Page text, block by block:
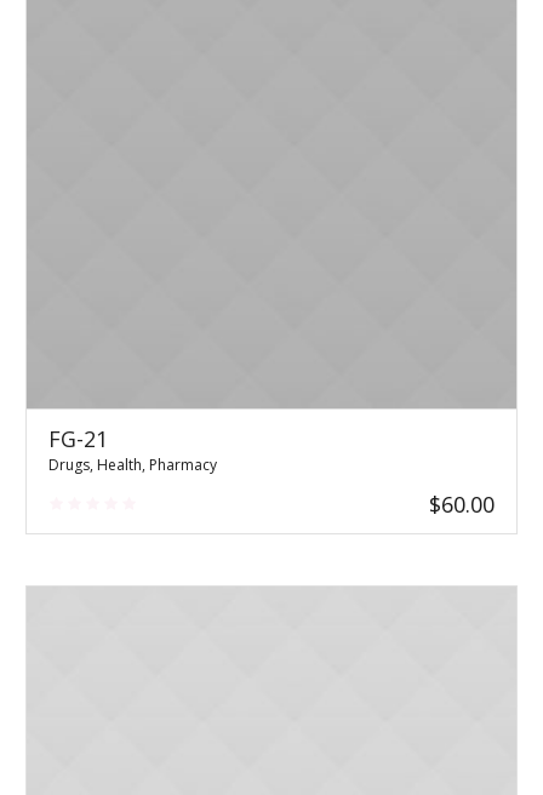
FG-21
Drugs, Health, Pharmacy
$60.00